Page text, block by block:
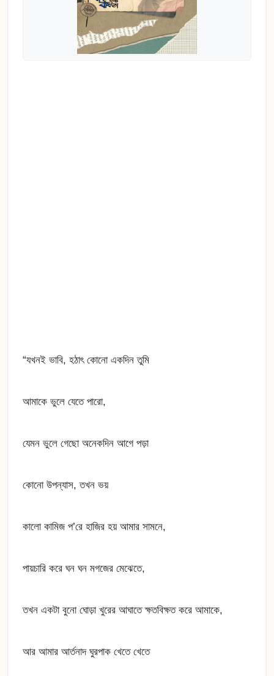
“যখনই ভাবি, হঠাৎ কোনো একদিন তুমি
আমাকে ভুলে যেতে পারো,
যেমন ভুলে গেছো অনেকদিন আগে পড়া
কোনো উপন্যাস, তখন ভয়
কালো কামিজ প’রে হাজির হয় আমার সামনে,
পায়চারি করে ঘন ঘন মগজের মেঝেতে,
তখন একটা বুনো ঘোড়া খুরের আঘাতে ক্ষতবিক্ষত করে আমাকে,
আর আমার আর্তনাদ ঘুরপাক খেতে খেতে